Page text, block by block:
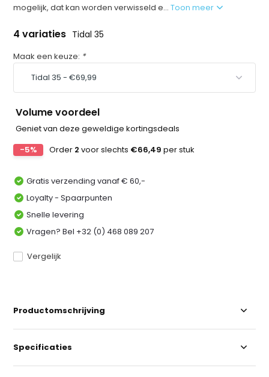
mogelijk, dat kan worden verwisseld e...Toon meer
4 variaties Tidal 35
Maak een keuze: *
Volume voordeel
Geniet van deze geweldige kortingsdeals
-5%
Order 2 voor slechts €66,49 per stuk
Gratis verzending vanaf € 60,-
Loyalty - Spaarpunten
Snelle levering
Vragen? Bel +32 (0) 468 089 207
Vergelijk
Productomschrijving
Specificaties